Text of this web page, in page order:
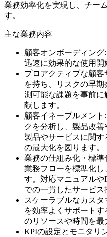
業務効率化を実現し、チー
す。
主な業務内容
顧客オンボーディング
迅速に効果的な使用開
プロアクティブな顧
を持ち、リスクの早
測可能な課題を事前
献します。
顧客イネーブルメン
クを分析し、製品改
製品やサービスに関
の最大化を図ります。
業務の仕組み化・標
業務フローを標準化し
す。対応マニュアル
での一貫したサービス
スケーラブルなカス
を効率よくサポート
のリソースや時間を最
KPIの設定とモニタリ